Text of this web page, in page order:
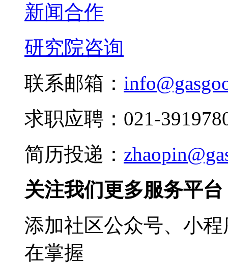
新闻合作
研究院咨询
联系邮箱：
求职应聘：021-
简历投递：
关注我们更多服务平台
添加社区公众号、小
在掌握